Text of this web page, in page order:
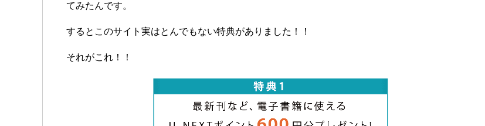
てみたんです。
するとこのサイト実はとんでもない特典がありました！！
それがこれ！！